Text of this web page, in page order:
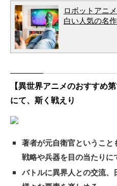
ロボットアニ
白い人気の名
【異世界アニメのおすすめ
にて、斯く戦えり
著者が元自衛官というこ
戦略や兵器を目の当たりに
バトルに異界人との交流